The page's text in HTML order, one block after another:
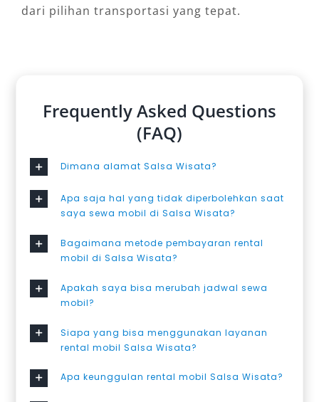
dari pilihan transportasi yang tepat.
Frequently Asked Questions
(FAQ)
Dimana alamat Salsa Wisata?
Apa saja hal yang tidak diperbolehkan saat
saya sewa mobil di Salsa Wisata?
Bagaimana metode pembayaran rental
mobil di Salsa Wisata?
Apakah saya bisa merubah jadwal sewa
mobil?
Siapa yang bisa menggunakan layanan
rental mobil Salsa Wisata?
Apa keunggulan rental mobil Salsa Wisata?